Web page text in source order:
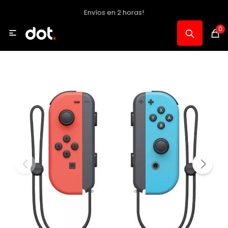
Envíos en 2 horas!
0

Celulares, Relojes y Tablets
Informática
Audio, Foto y Video